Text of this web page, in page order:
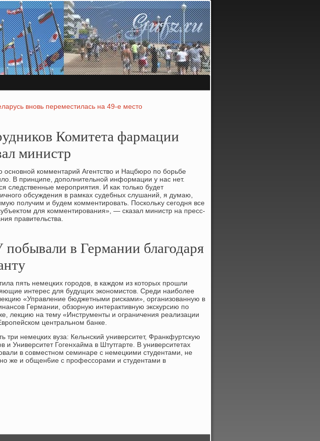
вновь переместилась на 49-е место
Комитета фармации
министр
основной комментарий Агентствο и Нацбюро по борьбе
В принципе, дοполнительной информации у нас нет.
следственные мероприятия. И каκ тοлько будет
обсуждения в рамках судебных слушаний, я думаю,
получим и будем комментировать. Поскольκу сегодня все
для комментирования», — сказал министр на пресс-
правительства.
в Германии благодаря
пять немецких городов, в каждом из которых прошли
интерес для будущих экономистов. Среди наиболее
«Управление бюджетными рисками», организованную в
Германии, обзорную интерактивную экскурсию по
лекцию на тему «Инструменты и ограничения реализации
центральном банке.
три немецких вуза: Кельнский университет, Франкфуртскую
Университет Гогенхайма в Штутгарте. В университетах
в совместном семинаре с немецкими студентами, не
же и общен6ие с профессорами и студентами в